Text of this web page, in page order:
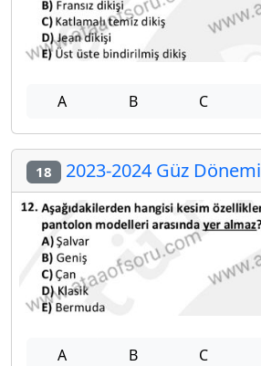
A B C
18 2023-2024 Güz Dönemi
A B C